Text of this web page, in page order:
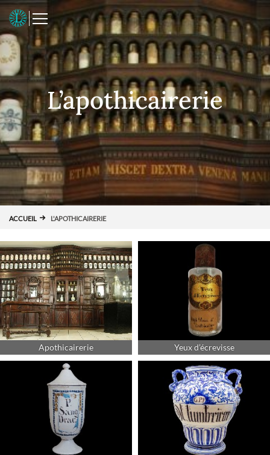
L
L’apothicairerie
ACCUEIL L'APOTHICAIRERIE
Apothicairerie Yeux d’écrevisse
Panneau de gestion des cookies